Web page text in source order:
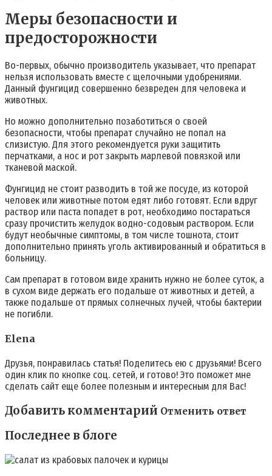
Меры безопасности и
предосторожности
Во-первых, обычно производитель указывает, что препарат
нельзя использовать вместе с щелочными удобрениями.
Данный фунгицид совершенно безвреден для человека и
животных.
Но можно дополнительно позаботиться о своей
безопасности, чтобы препарат случайно не попал на
слизистую. Для этого рекомендуется руки защитить
перчатками, а нос и рот закрыть марлевой повязкой или
тканевой маской.
Фунгицид не стоит разводить в той же посуде, из которой
человек или животные потом едят либо готовят. Если вдруг
раствор или паста попадет в рот, необходимо постараться
сразу прочистить желудок водно-содовым раствором. Если
будут необычные симптомы, в том числе тошнота, стоит
дополнительно принять уголь активированный и обратиться в
больницу.
Сам препарат в готовом виде хранить нужно не более суток, а
в сухом виде держать его подальше от животных и детей, а
также подальше от прямых солнечных лучей, чтобы бактерии
не погибли.
Elena
Друзья, понравилась статья! Поделитесь ею с друзьями! Всего
один клик по кнопке соц. сетей, и готово! Это поможет мне
сделать сайт еще более полезным и интересным для Вас!
Добавить комментарий Отменить ответ
Последнее в блоге